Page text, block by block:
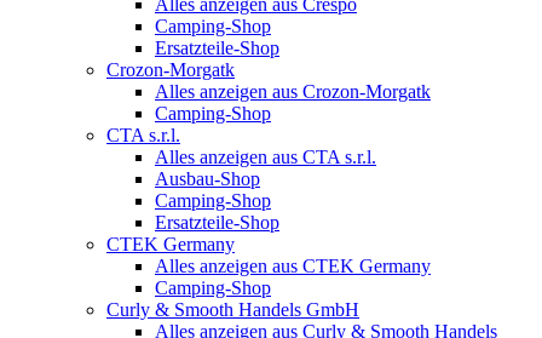
Alles anzeigen aus Crespo
Camping-Shop
Ersatzteile-Shop
Crozon-Morgatk
Alles anzeigen aus Crozon-Morgatk
Camping-Shop
CTA s.r.l.
Alles anzeigen aus CTA s.r.l.
Ausbau-Shop
Camping-Shop
Ersatzteile-Shop
CTEK Germany
Alles anzeigen aus CTEK Germany
Camping-Shop
Curly & Smooth Handels GmbH
Alles anzeigen aus Curly & Smooth Handels